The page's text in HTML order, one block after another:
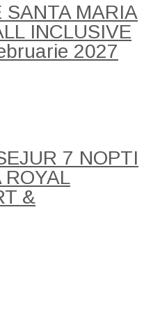
SANTA MARIA
INCLUSIVE
2027
7 NOPTI
ROYAL
&